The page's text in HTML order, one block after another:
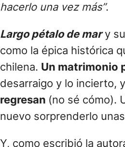
hacerlo una vez más”.
Largo pétalo de mary
como la épica histórica
chilena. Un matrimonio
desarraigo y lo incierto,
regresan (no sé cómo).
nuevo sorprenderlo
Y, como escribió la